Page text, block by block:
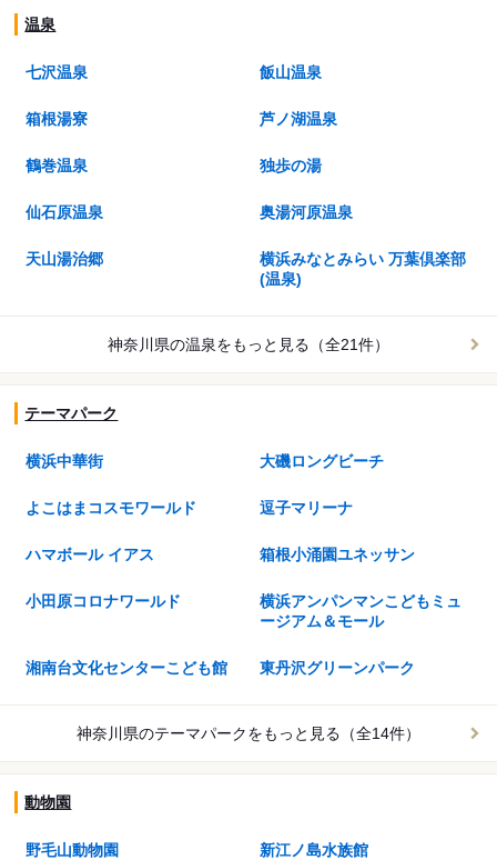
温泉
七沢温泉 飯山温泉
箱根湯寮 芦ノ湖温泉
鶴巻温泉 独歩の湯
仙石原温泉 奥湯河原温泉
天山湯治郷
横浜みなとみらい 万葉倶楽部
(温泉)
神奈川県の温泉をもっと見る（全21件）
テーマパーク
横浜中華街 大磯ロングビーチ
よこはまコスモワールド 逗子マリーナ
ハマボール イアス 箱根小涌園ユネッサン
小田原コロナワールド
横浜アンパンマンこどもミュ
ージアム＆モール
湘南台文化センターこども館 東丹沢グリーンパーク
神奈川県のテーマパークをもっと見る（全14件）
動物園
野毛山動物園 新江ノ島水族館